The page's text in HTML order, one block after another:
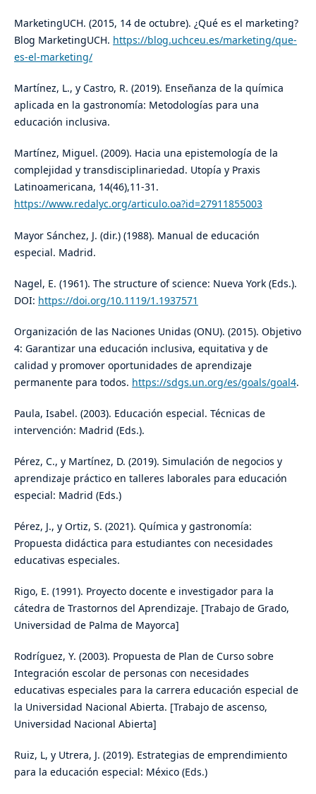
MarketingUCH. (2015, 14 de octubre). ¿Qué es el marketing?
Blog MarketingUCH. https://blog.uchceu.es/marketing/que-
es-el-marketing/
Martínez, L., y Castro, R. (2019). Enseñanza de la química
aplicada en la gastronomía: Metodologías para una
educación inclusiva.
Martínez, Miguel. (2009). Hacia una epistemología de la
complejidad y transdisciplinariedad. Utopía y Praxis
Latinoamericana, 14(46),11-31.
https://www.redalyc.org/articulo.oa?id=27911855003
Mayor Sánchez, J. (dir.) (1988). Manual de educación
especial. Madrid.
Nagel, E. (1961). The structure of science: Nueva York (Eds.).
DOI: https://doi.org/10.1119/1.1937571
Organización de las Naciones Unidas (ONU). (2015). Objetivo
4: Garantizar una educación inclusiva, equitativa y de
calidad y promover oportunidades de aprendizaje
permanente para todos. https://sdgs.un.org/es/goals/goal4.
Paula, Isabel. (2003). Educación especial. Técnicas de
intervención: Madrid (Eds.).
Pérez, C., y Martínez, D. (2019). Simulación de negocios y
aprendizaje práctico en talleres laborales para educación
especial: Madrid (Eds.)
Pérez, J., y Ortiz, S. (2021). Química y gastronomía:
Propuesta didáctica para estudiantes con necesidades
educativas especiales.
Rigo, E. (1991). Proyecto docente e investigador para la
cátedra de Trastornos del Aprendizaje. [Trabajo de Grado,
Universidad de Palma de Mayorca]
Rodríguez, Y. (2003). Propuesta de Plan de Curso sobre
Integración escolar de personas con necesidades
educativas especiales para la carrera educación especial de
la Universidad Nacional Abierta. [Trabajo de ascenso,
Universidad Nacional Abierta]
Ruiz, L, y Utrera, J. (2019). Estrategias de emprendimiento
para la educación especial: México (Eds.)